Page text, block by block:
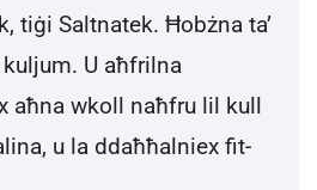
tiġi Saltnatek. Ħobżna ta’
U aħfrilna
aħna wkoll naħfru lil kull
u la ddaħħalniex fit-